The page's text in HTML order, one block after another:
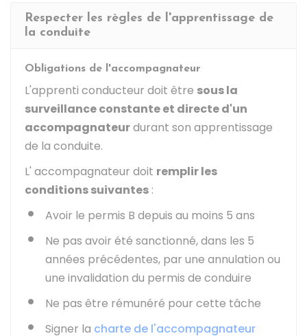
Respecter les règles de l'apprentissage de
la conduite
Obligations de l'accompagnateur
L'apprenti conducteur doit être sous la
surveillance constante et directe d'un
accompagnateurdurant son apprentissage
de la conduite.
L' accompagnateur doit remplir les
conditions suivantes :
Avoir le permis B depuis au moins 5 ans
Ne pas avoir été sanctionné, dans les 5
années précédentes, par une annulation ou
une invalidation du permis de conduire
Ne pas être rémunéré pour cette tâche
Signer la charte de l'accompagnateur